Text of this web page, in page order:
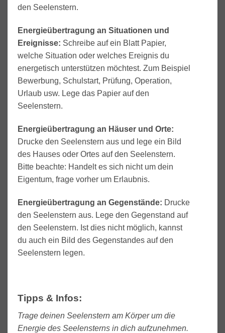
den Seelenstern.
Energieübertragung an Situationen und
Ereignisse: Schreibe auf ein Blatt Papier,
welche Situation oder welches Ereignis du
energetisch unterstützen möchtest. Zum Beispiel
Bewerbung, Schulstart, Prüfung, Operation,
Urlaub usw. Lege das Papier auf den
Seelenstern.
Energieübertragung an Häuser und Orte:
Drucke den Seelenstern aus und lege ein Bild
des Hauses oder Ortes auf den Seelenstern.
Bitte beachte: Handelt es sich nicht um dein
Eigentum, frage vorher um Erlaubnis.
Energieübertragung an Gegenstände: Drucke
den Seelenstern aus. Lege den Gegenstand auf
den Seelenstern. Ist dies nicht möglich, kannst
du auch ein Bild des Gegenstandes auf den
Seelenstern legen.
Tipps & Infos:
Trage deinen Seelenstern am Körper um die
Energie des Seelensterns in dich aufzunehmen.